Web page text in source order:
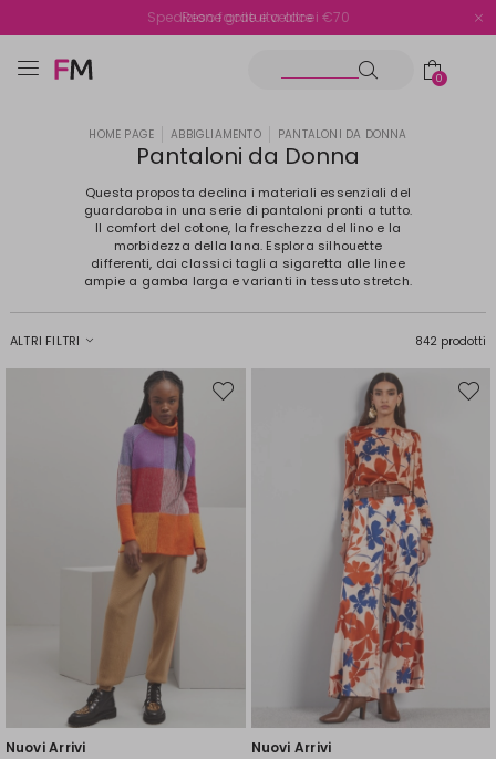
Reso facile e veloce
Spedizione gratuita oltre i €70
0
HOME PAGE ABBIGLIAMENTO PANTALONI DA DONNA
Pantaloni da Donna
Questa proposta declina i materiali essenziali del
guardaroba in una serie di pantaloni pronti a tutto.
Il comfort del cotone, la freschezza del lino e la
morbidezza della lana. Esplora silhouette
differenti, dai classici tagli a sigaretta alle linee
ampie a gamba larga e varianti in tessuto stretch.
ALTRI FILTRI 842 prodotti
Nuovi Arrivi
Sposta
Nuovi Arrivi